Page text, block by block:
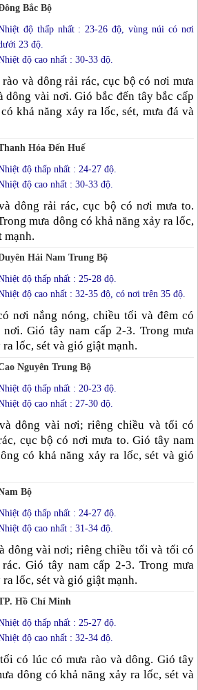
Bắc Bộ
độ thấp nhất : 23-26 độ, vùng núi có nơi
23 độ.
độ cao nhất : 30-33 độ.
và dông rải rác, cục bộ có nơi mưa
dông vài nơi. Gió bắc đến tây bắc cấp
khả năng xảy ra lốc, sét, mưa đá và
Hóa Đến Huế
độ thấp nhất : 24-27 độ.
độ cao nhất : 30-33 độ.
dông rải rác, cục bộ có nơi mưa to.
mưa dông có khả năng xảy ra lốc,
mạnh.
Hải Nam Trung Bộ
độ thấp nhất : 25-28 độ.
độ cao nhất : 32-35 độ, có nơi trên 35 độ.
nơi nắng nóng, chiều tối và đêm có
Gió tây nam cấp 2-3. Trong mưa
lốc, sét và gió giật mạnh.
Nguyên Trung Bộ
độ thấp nhất : 20-23 độ.
độ cao nhất : 27-30 độ.
dông vài nơi; riêng chiều và tối có
cục bộ có nơi mưa to. Gió tây nam
có khả năng xảy ra lốc, sét và gió
Bộ
độ thấp nhất : 24-27 độ.
độ cao nhất : 31-34 độ.
dông vài nơi; riêng chiều tối và tối có
Gió tây nam cấp 2-3. Trong mưa
lốc, sét và gió giật mạnh.
Hồ Chí Minh
độ thấp nhất : 25-27 độ.
độ cao nhất : 32-34 độ.
có lúc có mưa rào và dông. Gió tây
dông có khả năng xảy ra lốc, sét và